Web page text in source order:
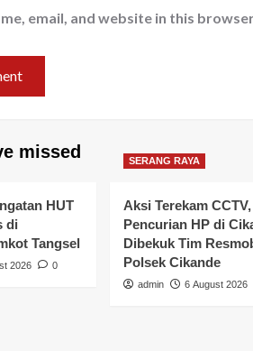
email, and website in this
missed
HUT
di
Tangsel
2026 0
SERANG RAYA
Aksi Terekam
Pencurian HP di
Dibekuk Tim
Polsek Cikande
admin 6 August 2026